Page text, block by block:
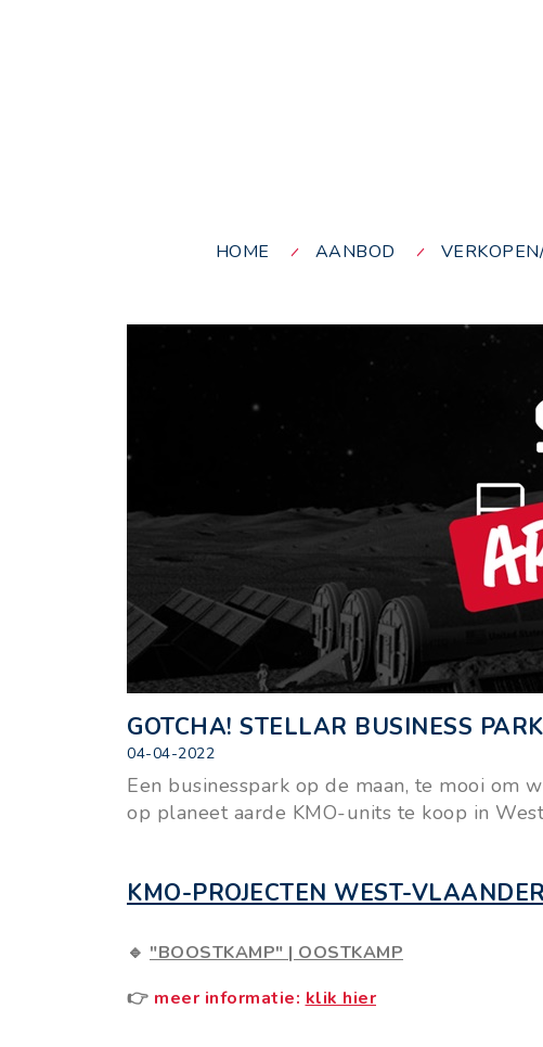
HOME AANBOD
GOTCHA! STELLAR BUSINESS
04-04-2022
Een businesspark op de maan, te mooi om
op planeet aarde KMO-units te koop in
KMO-PROJECTEN WEST-
🔹 "BOOSTKAMP" | OOSTKAMP
👉 meer informatie: klik hier